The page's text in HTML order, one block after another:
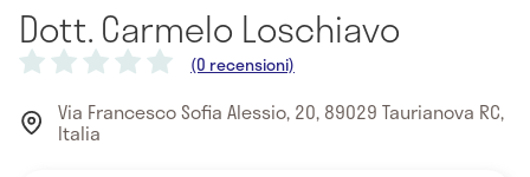
Dott. Carmelo Loschiavo
(0 recensioni)
Via Francesco Sofia Alessio, 20, 89029 Taurianova RC,
Italia